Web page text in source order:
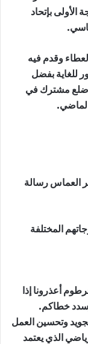
بإتحاد
وقدم فيه
للغاية بفضل
ضلع مشترك في
العماس رسالة
المختلفة
أعذرونا إذا
خطاكم.
وتحسين العمل
الذي يعتمد